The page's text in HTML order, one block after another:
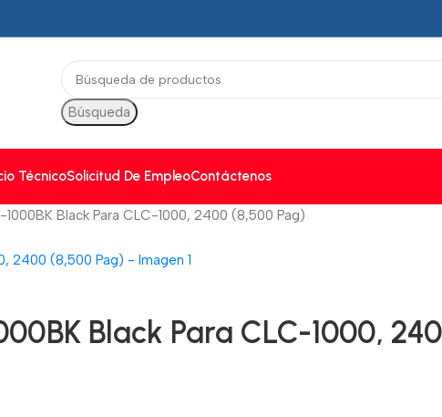
Búsqueda
TécnicoSolicitud De EmpleoContáctenos
Black Para CLC-1000, 2400 (8,500 Pag)
Black Para CLC-1000,